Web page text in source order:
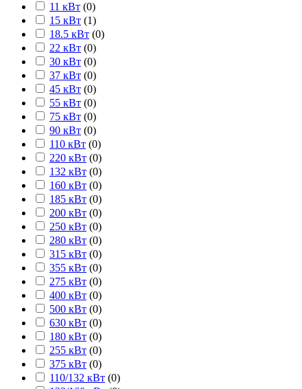
11 кВт (0)
15 кВт (1)
18.5 кВт (0)
22 кВт (0)
30 кВт (0)
37 кВт (0)
45 кВт (0)
55 кВт (0)
75 кВт (0)
90 кВт (0)
110 кВт (0)
220 кВт (0)
132 кВт (0)
160 кВт (0)
185 кВт (0)
200 кВт (0)
250 кВт (0)
280 кВт (0)
315 кВт (0)
355 кВт (0)
275 кВт (0)
400 кВт (0)
500 кВт (0)
630 кВт (0)
180 кВт (0)
255 кВт (0)
375 кВт (0)
110/132 кВт (0)